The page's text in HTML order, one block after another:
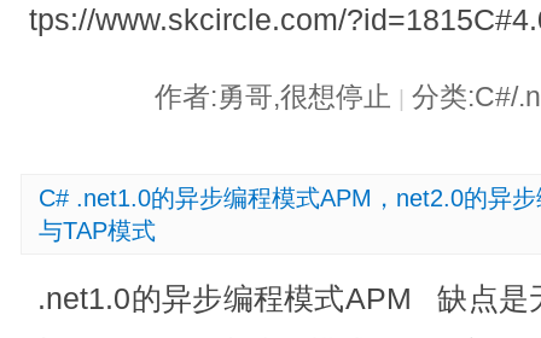
tps://www.skcircle.com/
作者:勇哥,很想停止 分类:C#/
C# .net1.0的异步编程模式APM，net2.0的异
与TAP模式
.net1.0的异步编程模式APM 缺点是